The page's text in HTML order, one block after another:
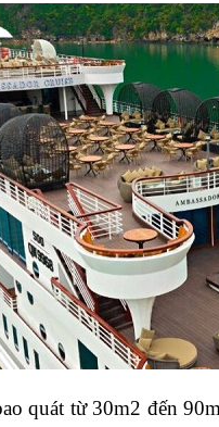
quát từ 30m2 đến